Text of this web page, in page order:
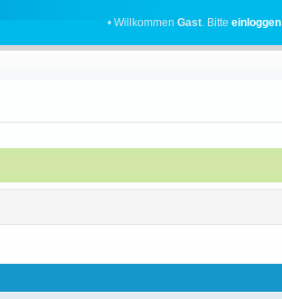
• WillkommenGast. Bitteeinloggen